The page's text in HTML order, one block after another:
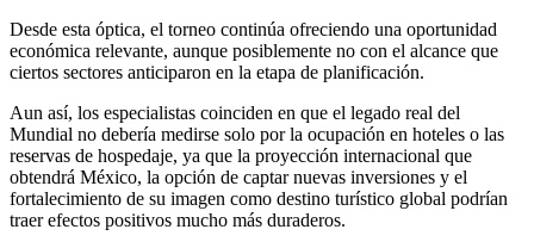
Desde esta óptica, el torneo continúa ofreciendo una oportunidad
económica relevante, aunque posiblemente no con el alcance que
ciertos sectores anticiparon en la etapa de planificación.
Aun así, los especialistas coinciden en que el legado real del
Mundial no debería medirse solo por la ocupación en hoteles o las
reservas de hospedaje, ya que la proyección internacional que
obtendrá México, la opción de captar nuevas inversiones y el
fortalecimiento de su imagen como destino turístico global podrían
traer efectos positivos mucho más duraderos.